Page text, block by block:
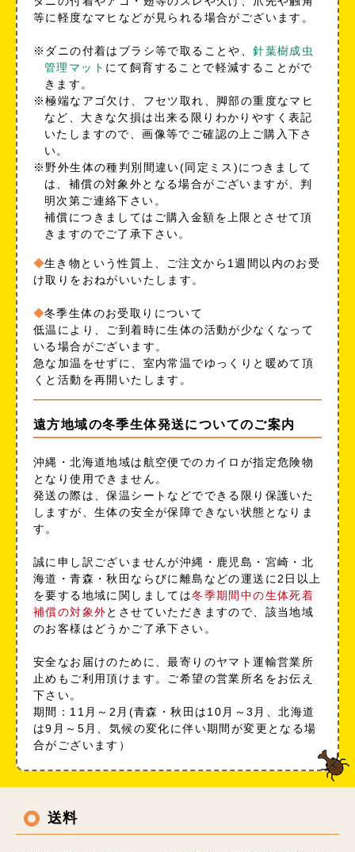
等に軽度なマヒなどが見られる場合がございます。
※ダニの付着はブラシ等で取ることや、針葉樹成虫
管理マット にて飼育することで軽減することがで
きます。
※極端なアゴ欠け、フセツ取れ、脚部の重度なマヒ
など、大きな欠損は出来る限りわかりやすく表記
いたしますので、画像等でご確認の上ご購入下さ
い。
※野外生体の種判別間違い(同定ミス)につきまして
は、補償の対象外となる場合がございますが、判
明次第ご連絡下さい。
補償につきましてはご購入金額を上限とさせて頂
きますのでご了承下さい。
生き物という性質上、ご注文から1週間以内のお受
け取りをおねがいいたします。
冬季生体のお受取りについて
低温により、ご到着時に生体の活動が少なくなって
いる場合がございます。
急な加温をせずに、室内常温でゆっくりと暖めて頂
くと活動を再開いたします。
遠方地域の冬季生体発送についてのご案内
沖縄・北海道地域は航空便でのカイロが指定危険物
となり使用できません。
発送の際は、保温シートなどでできる限り保護いた
しますが、生体の安全が保障できない状態となりま
す。
誠に申し訳ございませんが沖縄・鹿児島・宮崎・北
海道・青森・秋田ならびに離島などの運送に2日以上
を要する地域に関しましては冬季期間中の生体死着
補償の対象外とさせていただきますので、該当地域
のお客様はどうかご了承下さい。
安全なお届けのために、最寄りのヤマト運輸営業所
止めもご利用頂けます。ご希望の営業所名をお伝え
下さい。
期間：11月～2月(青森・秋田は10月～3月、北海道
は9月～5月、気候の変化に伴い期間が変更となる場
合がございます）
送料